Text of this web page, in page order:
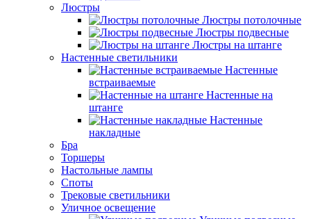
Люстры
Люстры потолочные
Люстры подвесные
Люстры на штанге
Настенные светильники
Настенные
встраиваемые
Настенные на
штанге
Настенные
накладные
Бра
Торшеры
Настольные лампы
Споты
Трековые светильники
Уличное освещение